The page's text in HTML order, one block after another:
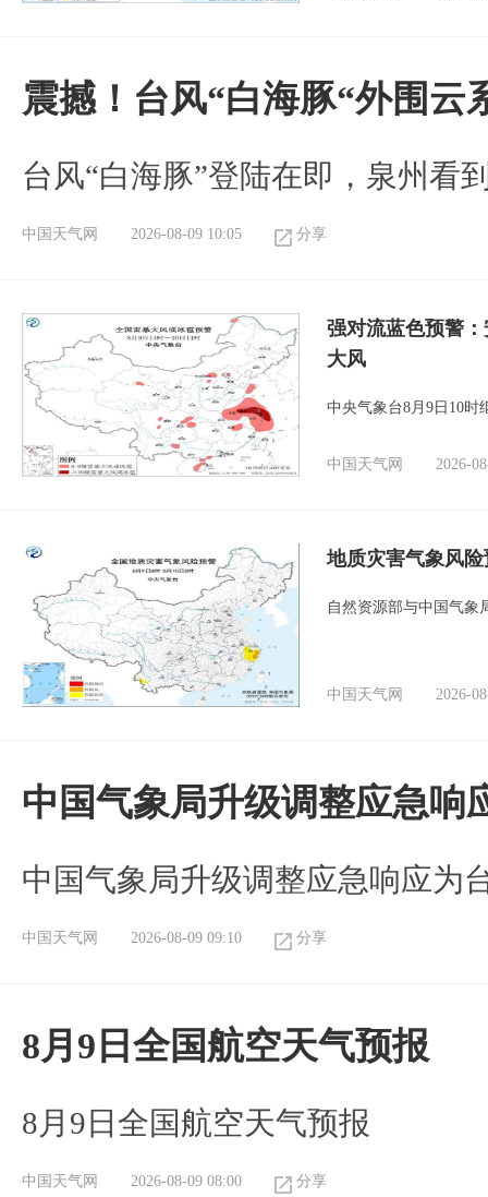
震撼！台风“白海豚“外围云
台风“白海豚”登陆在即，泉州看
中国天气网 2026-08-09 10:05 分享
强对流蓝色预警
大风
中央气象台8月9日10时
中国天气网 2026-
地质灾害气象风
自然资源部与中国气象
中国天气网 2026-
中国气象局升级调整应急响
中国气象局升级调整应急响应为
中国天气网 2026-08-09 09:10 分享
8月9日全国航空天气预报
8月9日全国航空天气预报​
中国天气网 2026-08-09 08:00 分享